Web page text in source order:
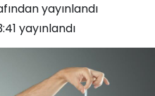
yayınlandı
yayınlandı